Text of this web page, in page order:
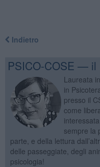
Indietro
PSICO-COSE — il
Laureata
in
presso il
come
sempre la
parte, e della lettura
delle passeggiate, degli
psicologia!